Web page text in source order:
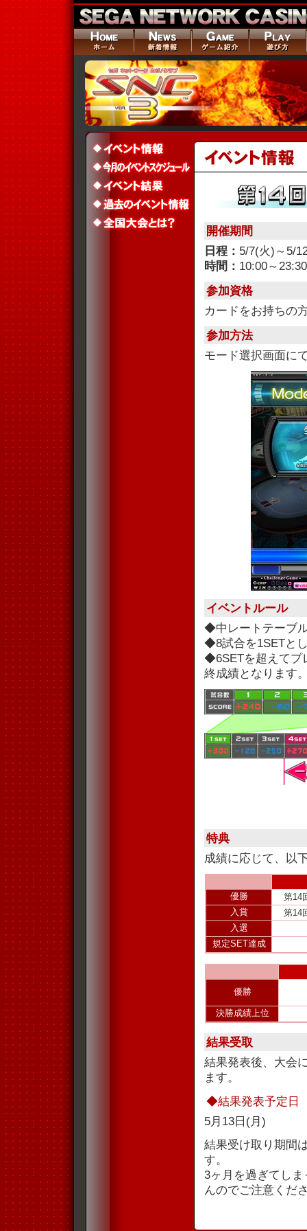
開催期間
日程： 5/7(火)～5/
時間： 10:00～23:30
参加資格
カードをお持ちの
参加方法
モード選択画面に
イベントルール
◆中レートテーブ
◆8試合を1SETと
◆6SETを超えてプ
終成績となります
特典
成績に応じて、以
優勝
第14
入賞
第14
入選
規定SET達成
優勝
決勝成績上位
結果受取
結果発表後、大会
ます。
◆結果発表予定日
5月13日(月)
結果受け取り期間
す。
3ヶ月を過ぎてし
んのでご注意くだ